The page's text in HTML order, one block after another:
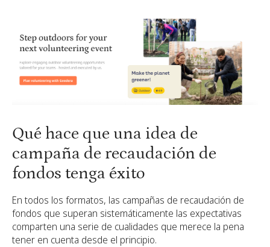
Qué hace que una idea de
campaña de recaudación de
fondos tenga éxito
En todos los formatos, las campañas de recaudación de
fondos que superan sistemáticamente las expectativas
comparten una serie de cualidades que merece la pena
tener en cuenta desde el principio.